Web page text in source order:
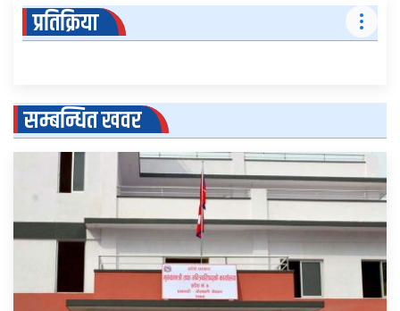
प्रतिक्रिया
सम्बन्धित खवर